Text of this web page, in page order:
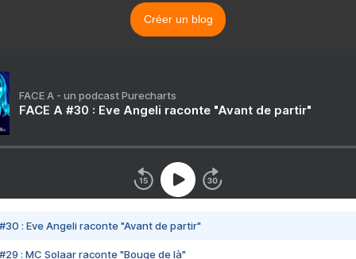
Créer un blog
FACE A - un podcast Purecharts
FACE A #30 : Eve Angeli raconte "Avant de partir"
#30 : Eve Angeli raconte "Avant de partir"
#29 : MC Solaar raconte "Bouge de là"